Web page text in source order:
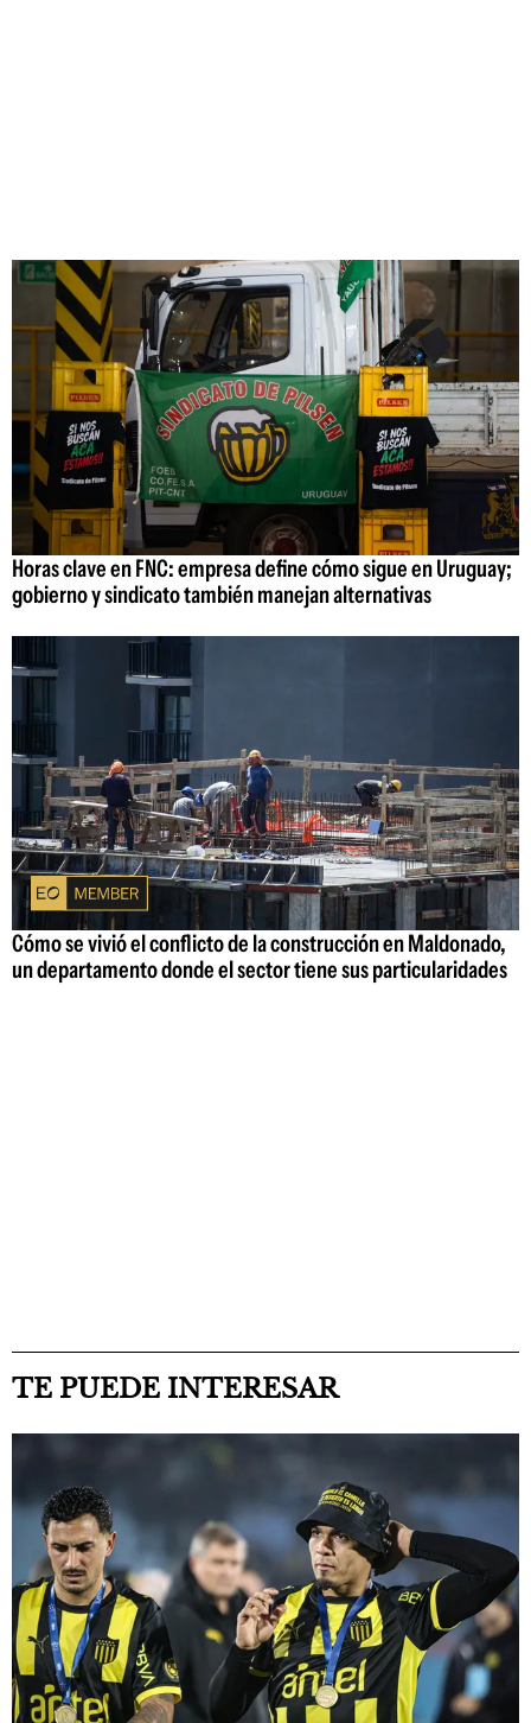
Horas clave en FNC: empresa define cómo sigue en Uruguay;
gobierno y sindicato también manejan alternativas
Cómo se vivió el conflicto de la construcción en Maldonado,
un departamento donde el sector tiene sus particularidades
TE PUEDE INTERESAR